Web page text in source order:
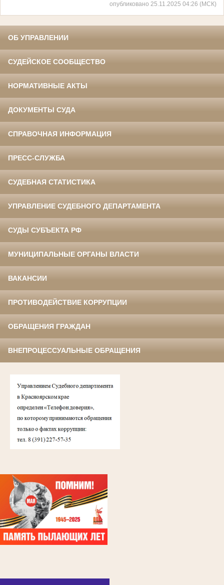
опубликовано 25.11.2025 04:26 (МСК)
ОБ УПРАВЛЕНИИ
СУДЕЙСКОЕ СООБЩЕСТВО
НОРМАТИВНЫЕ АКТЫ
ДОКУМЕНТЫ СУДА
СПРАВОЧНАЯ ИНФОРМАЦИЯ
ПРЕСС-СЛУЖБА
СУДЕБНАЯ СТАТИСТИКА
УПРАВЛЕНИЕ СУДЕБНОГО ДЕПАРТАМЕНТА
СУДЫ СУБЪЕКТА РФ
МУНИЦИПАЛЬНЫЕ ОРГАНЫ ВЛАСТИ
ВАКАНСИИ
ПРОТИВОДЕЙСТВИЕ КОРРУПЦИИ
ОБРАЩЕНИЯ ГРАЖДАН
ВНЕПРОЦЕССУАЛЬНЫЕ ОБРАЩЕНИЯ